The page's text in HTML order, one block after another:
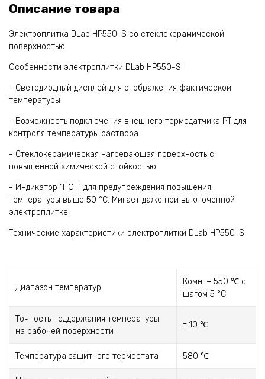
Описание товара
Электроплитка DLab HP550-S со стеклокерамической
поверхностью
Особенности электроплитки DLab HP550-S:
- Светодиодный дисплей для отображения фактической
температуры
- Возможность подключения внешнего термодатчика РТ для
контроля температуры раствора
- Стеклокерамическая нагревающая поверхность с
повышенной химической стойкостью
- Индикатор “HOT” для предупреждения повышения
температуры выше 50 °С. Мигает даже при выключенной
электроплитке
Технические характеристики электроплитки DLab HP550-S:
Диапазон температур
Комн. – 550 ℃ с
шагом 5 °С
Точность поддержания температуры
на рабочей поверхности
± 10 ℃
Температура защитного термостата 580 ℃